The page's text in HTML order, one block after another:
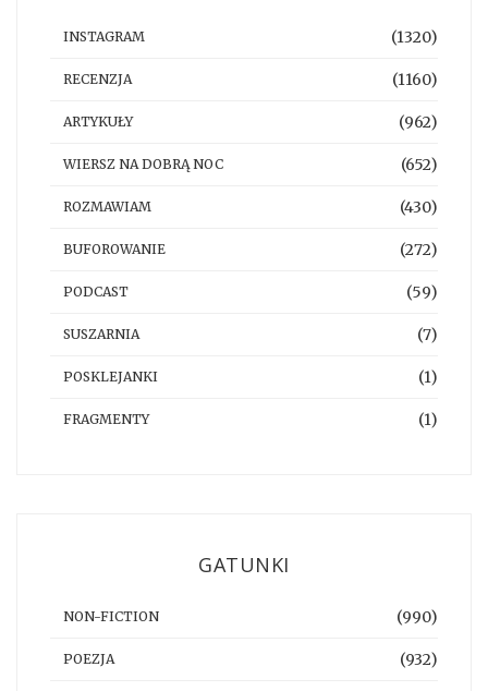
INSTAGRAM (1320)
RECENZJA (1160)
ARTYKUŁY (962)
WIERSZ NA DOBRĄ NOC (652)
ROZMAWIAM (430)
BUFOROWANIE (272)
PODCAST (59)
SUSZARNIA (7)
POSKLEJANKI (1)
FRAGMENTY (1)
GATUNKI
NON-FICTION (990)
POEZJA (932)